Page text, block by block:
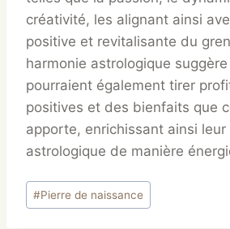
créativité, les alignant ainsi
positive et revitalisante du
harmonie astrologique
pourraient également tirer
positives et des bienfaits que
apporte, enrichissant ainsi leur
astrologique de manière
#Pierre de naissance